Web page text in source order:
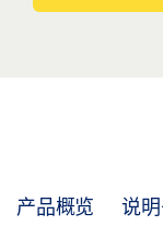
产品概览 说